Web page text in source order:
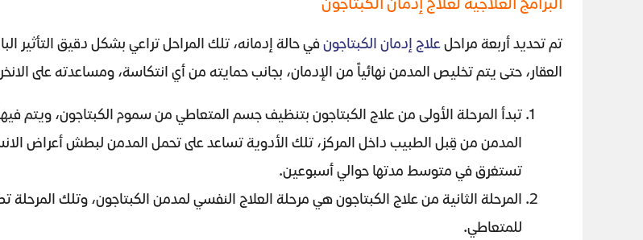
البرامج العلاجية لعلاج إدمان الكبتاجون
تم تحديد أربعة مراحلعلاج إدمان الكبتاجونفي حالة إدمانه، تلك المراحل تراعي بشكل دقيق التأثير
العقار، حتى يتم تخليص المدمن نهائياً من الإدمان، بجانب حمايته من أي انتكاسة، ومساعدته على
تبدأ المرحلة الأولى من علاج الكبتاجون بتنظيف جسم المتعاطي من سموم الكبتاجون، ويتم
المدمن من قِبل الطبيب داخل المركز، تلك الأدوية تساعد على تحمل المدمن لبطش أعراض
تستغرق في متوسط مدتها حوالي أسبوعين.
المرحلة الثانية من علاج الكبتاجون هي مرحلة العلاج النفسي لمدمن الكبتاجون، وتلك المرحلة
للمتعاطي.